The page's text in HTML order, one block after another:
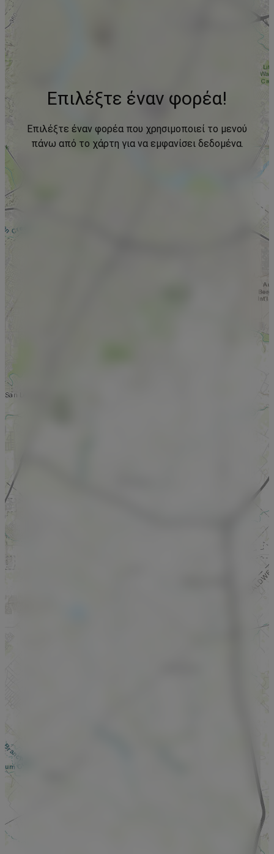
Επιλέξτε έναν φορέα!
Επιλέξτε έναν φορέα που χρησιμοποιεί το μενού
πάνω από το χάρτη για να εμφανίσει δεδομένα.